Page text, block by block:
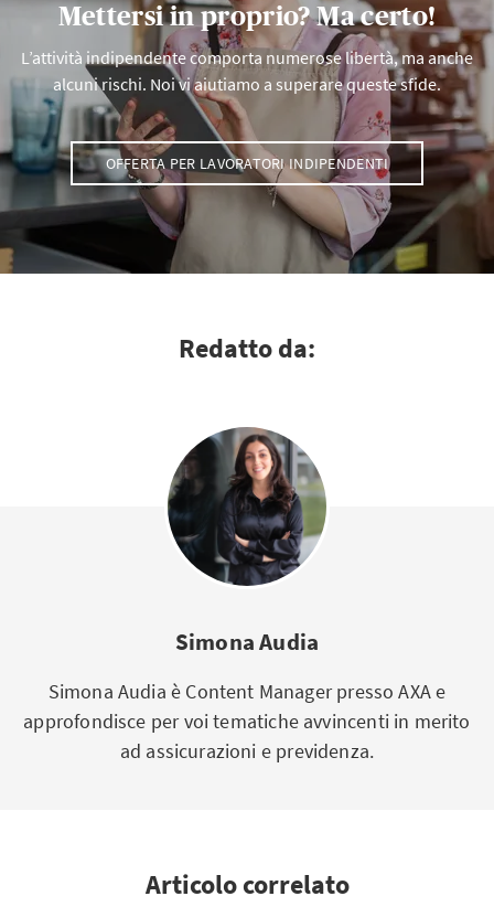
Mettersi in proprio? Ma certo!
L’attività indipendente comporta numerose libertà, ma anche
alcuni rischi. Noi vi aiutiamo a superare queste sfide.
OFFERTA PER LAVORATORI INDIPENDENTI
Redatto da:
Simona Audia
Simona Audia è Content Manager presso AXA e
approfondisce per voi tematiche avvincenti in merito
ad assicurazioni e previdenza.
Articolo correlato